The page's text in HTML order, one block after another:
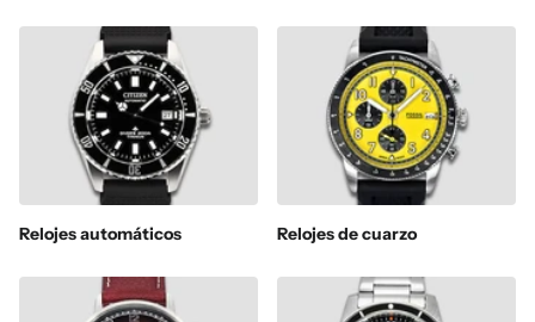
Relojes automáticos Relojes de cuarzo